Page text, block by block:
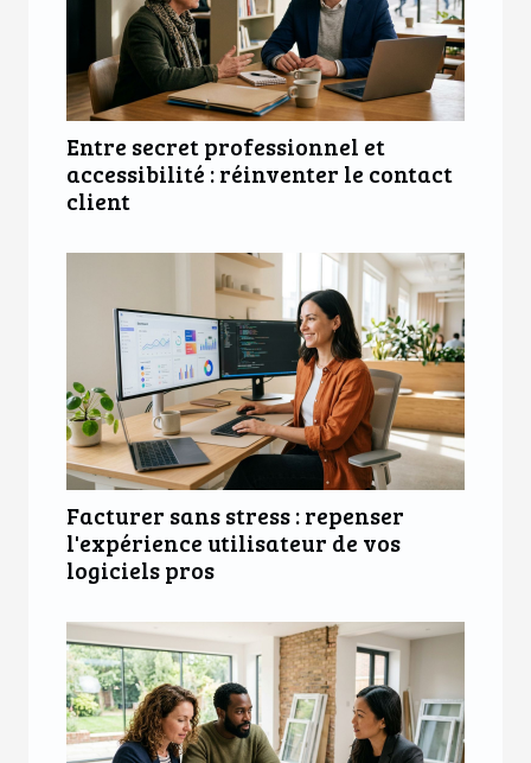
Entre secret professionnel et
accessibilité : réinventer le contact
client
Facturer sans stress : repenser
l'expérience utilisateur de vos
logiciels pros